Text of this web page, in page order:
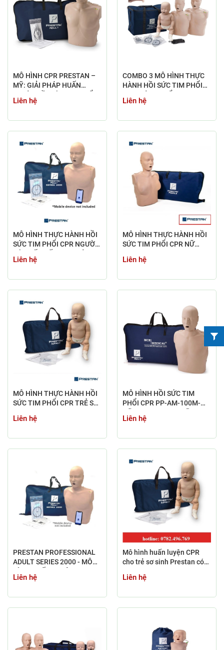
MÔ HÌNH CPR PRESTAN –
MỸ: GIẢI PHÁP HUẤN
CHUYÊN NGHIỆP
Liên hệ
COMBO 3 MÔ HÌNH THỰC
HÀNH HỒI SỨC TIM PHỔI
(NGƯỜI LỚN, TRẺ EM, TRẺ
Liên hệ
MÔ HÌNH THỰC HÀNH HỒI
SỨC TIM PHỔI CPR NGƯỜI
ĐIỆN THOẠI, LAPTOP QUA
NÂNG CAO
Liên hệ
MÔ HÌNH THỰC HÀNH HỒI
SỨC TIM PHỔI CPR NỮ
ADULT FEMALE MANIKIN
Liên hệ
MÔ HÌNH THỰC HÀNH HỒI
SỨC TIM PHỔI CPR TRẺ SƠ
PROFESSIONAL INFANT
Liên hệ
MÔ HÌNH HỒI SỨC TIM
PHỔI CPR PP-AM-100M-MS
Liên hệ
PRESTAN PROFESSIONAL
ADULT SERIES 2000 - MÔ
PRESTAN PP-AM-2000-1-
Liên hệ
Mô hình huấn luyện CPR
cho trẻ sơ sinh Prestan có
Liên hệ